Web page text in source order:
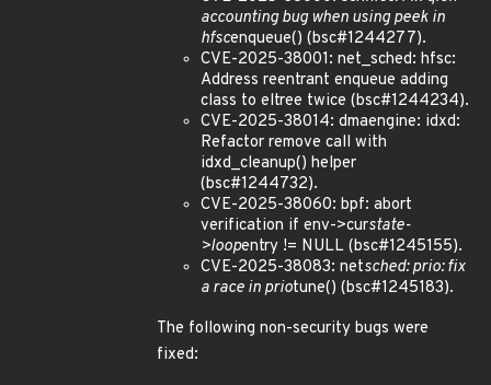
accounting bug when using peek in
hfscenqueue() (bsc#1244277).
CVE-2025-38001: net_sched: hfsc:
Address reentrant enqueue adding
class to eltree twice (bsc#1244234).
CVE-2025-38014: dmaengine: idxd:
Refactor remove call with
idxd_cleanup() helper
(bsc#1244732).
CVE-2025-38060: bpf: abort
verification if env->curstate-
>loopentry != NULL (bsc#1245155).
CVE-2025-38083: netsched: prio: fix
a race in priotune() (bsc#1245183).
The following non-security bugs were
fixed: